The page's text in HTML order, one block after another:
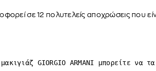
σε 12 πολυτελείς αποχρώσεις που
GIORGIO ARMANI μπορείτε